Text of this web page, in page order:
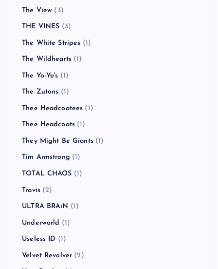
The View (3)
THE VINES (3)
The White Stripes (1)
The Wildhearts (1)
The Yo-Yo's (1)
The Zutons (1)
Thee Headcoatees (1)
Thee Headcoats (1)
They Might Be Giants(1)
Tim Armstrong (1)
TOTAL CHAOS (1)
Travis(2)
ULTRA BRAiN (1)
Underworld (1)
Useless ID (1)
Velvet Revolver (2)